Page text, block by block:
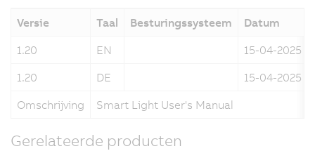
Versie Taal Besturingssysteem Datum
1.20
EN 15-04-2025
1.20
DE 15-04-2025
Omschrijving
Smart Light User's Manual
Gerelateerde producten